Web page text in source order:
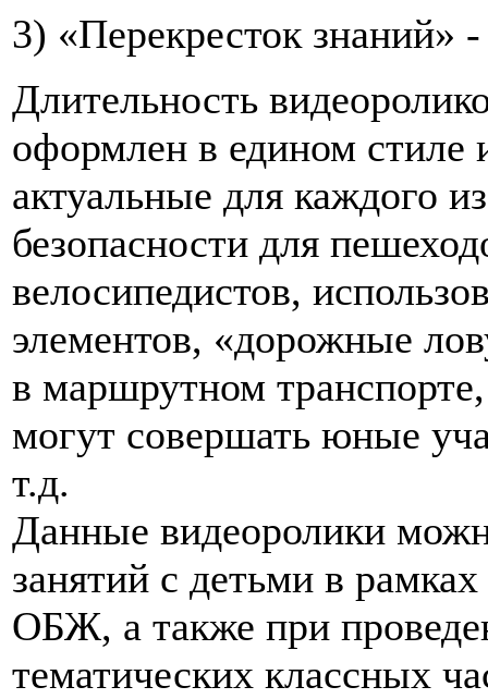
3) «Перекресток знаний»
Длительность
оформлен в едином стиле
актуальные для каждого
безопасности для
велосипедистов,
элементов, «дорожные
в маршрутном
могут совершать юные
т.д.
Данные видеоролики
занятий с детьми в
ОБЖ, а также при
тематических классных